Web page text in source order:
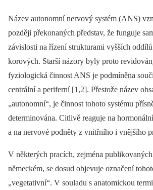
Název autonomní nervový systém (ANS)
později překonaných představ, že funguje
závislosti na řízení strukturami vyšších
korových. Starší názory byly proto
fyziologická čin­nost ANS je podmíněna
centrální a periferní [1,2]. Přestože název
„autonomní“, je čin­nost tohoto systému
determinována. Citlivě reaguje na
a na nervové podněty z vnitřního i vnějšího
V ně­kte­rých pracích, zejména
německém, se dosud objevuje označení
„vegetativní“. V souladu s anatomickou